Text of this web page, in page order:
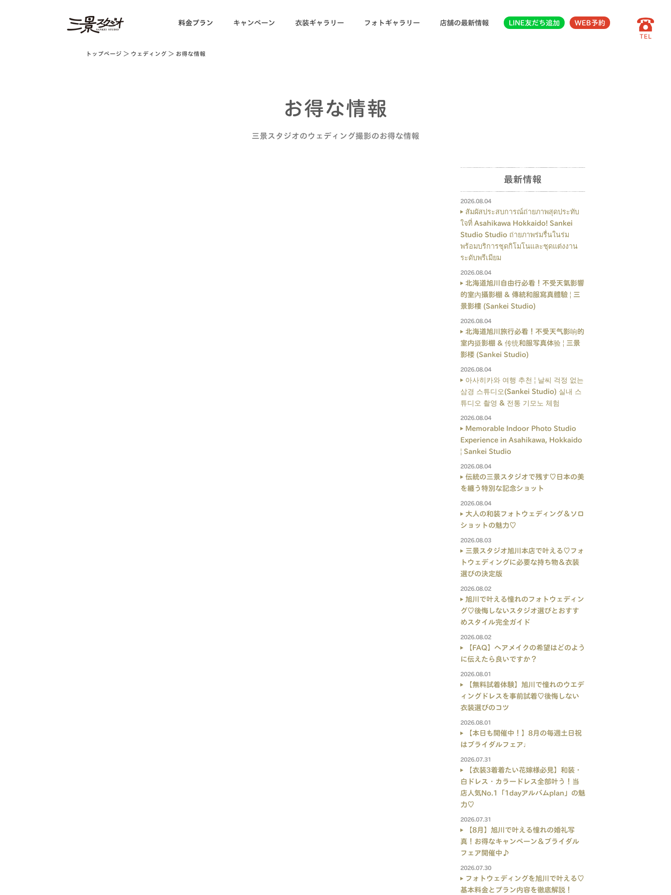
料金プラン キャンペーン 衣装ギャラリー フォトギャラリー 店舗の最新情報 LINE友だち追加 WEB予約
トップページ ＞ ウェディング ＞ お得な情報
お得な情報
三景スタジオのウェディング撮影のお得な情報
最新情報
2026.08.04
สัมผัสประสบการณ์ถ่ายภาพสุดประทับ
ใจที่ Asahikawa Hokkaido! Sankei
Studio Studio ถ่ายภาพร่มรื่นในร่ม
พร้อมบริการชุดกิโมโนและชุดแต่งงาน
ระดับพรีเมียม
2026.08.04
北海道旭川自由行必看！不受天氣影響
的室內攝影棚 & 傳統和服寫真體驗 | 三
景影樓 (Sankei Studio)
2026.08.04
北海道旭川旅行必看！不受天气影响的
室内摄影棚 & 传统和服写真体验 | 三景
影楼 (Sankei Studio)
2026.08.04
아사히카와 여행 추천 | 날씨 걱정 없는
삼경 스튜디오(Sankei Studio) 실내 스
튜디오 촬영 & 전통 기모노 체험
2026.08.04
Memorable Indoor Photo Studio
Experience in Asahikawa, Hokkaido
| Sankei Studio
2026.08.04
伝統の三景スタジオで残す♡日本の美
を纏う特別な記念ショット
2026.08.04
大人の和装フォトウェディング＆ソロ
ショットの魅力♡
2026.08.03
三景スタジオ旭川本店で叶える♡フォ
トウェディングに必要な持ち物＆衣装
選びの決定版
2026.08.02
旭川で叶える憧れのフォトウェディン
グ♡後悔しないスタジオ選びとおすす
めスタイル完全ガイド
2026.08.02
【FAQ】ヘアメイクの希望はどのよう
に伝えたら良いですか？
2026.08.01
【無料試着体験】旭川で憧れのウエデ
ィングドレスを事前試着♡後悔しない
衣装選びのコツ
2026.08.01
【本日も開催中！】8月の毎週土日祝
はブライダルフェア♩
2026.07.31
【衣装3着着たい花嫁様必見】和装・
白ドレス・カラードレス全部叶う！当
店人気No.1「1dayアルバムplan」の魅
力♡
2026.07.31
【8月】旭川で叶える憧れの婚礼写
真！お得なキャンペーン＆ブライダル
フェア開催中♪
2026.07.30
フォトウェディングを旭川で叶える♡
基本料金とプラン内容を徹底解説！